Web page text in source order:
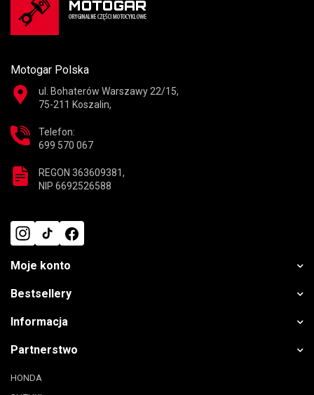
Motogar Polska
ul. Bohaterów Warszawy 22/15,
75-211 Koszalin,
Telefon:
699 570 067
REGON 363609381,
NIP 6692526588
Moje konto
Bestsellery
Informacja
Partnerstwo
HONDA